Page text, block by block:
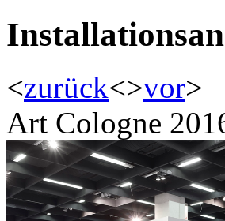
<zurück<>vor>
Art Cologne